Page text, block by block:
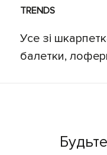
TRENDS
Усе зі
балетки,